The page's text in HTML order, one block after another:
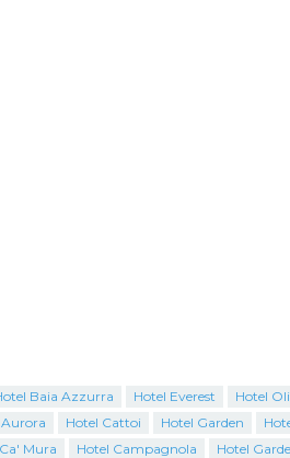
Baia Azzurra Hotel Everest Hotel
Hotel Cattoi Hotel Garden
Mura Hotel Campagnola
Hotel